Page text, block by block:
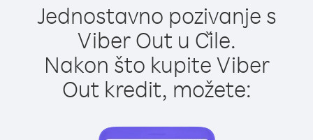
Jednostavno pozivanje s
Viber Out u Čile.
Nakon što kupite Viber
Out kredit, možete: